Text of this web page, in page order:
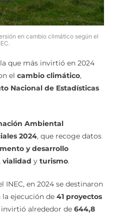
en cambio climático según el
que más invirtió en 2024
el cambio climático,
Nacional de Estadísticas
Ambiental
2024, que recoge datos
y desarrollo
vialidad y turismo.
INEC, en 2024 se destinaron
la ejecución de 41 proyectos
invirtió alrededor de 644,8